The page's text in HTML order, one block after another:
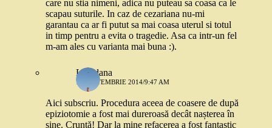
care nu stia nimeni, adica nu puteau sa coasa ca le
scapau suturile. In caz de cezariana nu-mi
garantau ca ar fi putut sa mai coasa uterul si totul
in timp pentru a evita o tragedie. Asa ca intr-un fel
m-am ales cu varianta mai buna :).
Loredana
11 SEPTEMBRIE 2014/9:47 AM
Aici subscriu. Procedura aceea de coasere de după
epiziotomie a fost mai dureroasă decât nașterea în
sine. Cruntă! Dar la mine refacerea a fost fantastic